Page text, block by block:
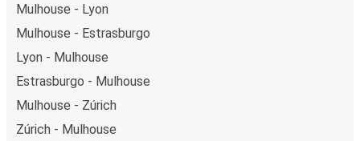
Mulhouse - Lyon
Mulhouse - Estrasburgo
Lyon - Mulhouse
Estrasburgo - Mulhouse
Mulhouse - Zúrich
Zúrich - Mulhouse